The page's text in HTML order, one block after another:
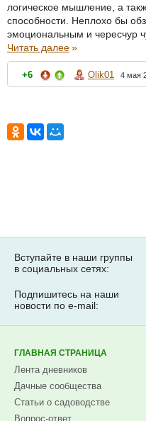
логическое мышление, а
способности. Неплохо бы
эмоциональным и чересчур
Читать далее»
+6 Olik01 4 мая
Вступайте в наши группы
в социальных сетях:
Подпишитесь на наши
новости по e-mail:
ГЛАВНАЯ СТРАНИЦА
Лента дневников
Дачные сообщества
Статьи о садоводстве
Вопрос-ответ